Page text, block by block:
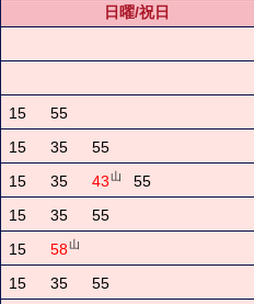
日曜/祝日
15
55
15 35
55
15 35 43山
55
15 35
55
15 58山
15 35
55